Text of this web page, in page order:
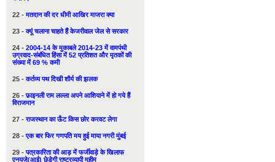
22 -मतदान की दर धीमी आखिर माजरा क्या
23 -क्यूं चलाना चाहते हैं केजरीवाल जेल से सरकार
24 - 2004-14 के मुकाबले 2014-23 में वामपंथी
उग्रवाद-संबंधित हिंसा में 52 प्रतिशत और मृतकों की
संख्या में 69 % कमी
25 -कर्तव्य पथ दिखी शौर्य की झलक
26 -फ़ाइनली राम लल्ला अपने आशियाने में हो गये हैं
विराजमान
27 -राजस्थान का ऊँट किस छोर करवट लेगा
28 -एक बार फिर गणपति मय हुई माया नगरी मुंबई
29 -पत्रकारिता की आड़ में फर्जीवाड़े के खिलाफ
एनयूजे(आई) छेड़ेगी राष्ट्रव्यापी मुहीम